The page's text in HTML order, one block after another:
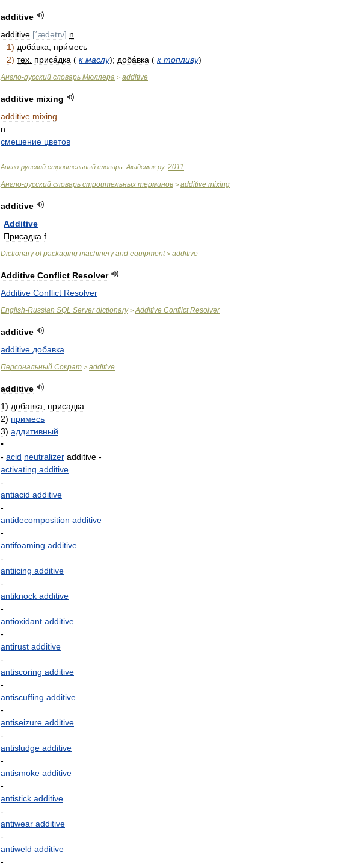
additive
additive [ˊædətɪv] n
1) доба́вка
при́месь
2) тех приса́дка ( к маслу); доба́вка ( к топливу)
Англо-русский словарь Мюллера > additive
additive mixing
additive mixing
n
смешение цветов
Англо-русский строительный словарь Академик.ру. 2011
Англо-русский словарь строительных терминов > additive mixing
additive
Additive
Присадка f
Dictionary of packaging machinery and equipment> additive
Additive Conflict Resolver
Additive Conflict Resolver
English-Russian SQL Server dictionary> Additive Conflict Resolver
additive
additive добавка
Персональный Сократ > additive
additive
1) добавка; присадка
2) примесь
3) аддитивный
•
- acid neutralizer additive -
activating additive
-
antiacid additive
-
antidecomposition additive
-
antifoaming additive
-
antiicing additive
-
antiknock additive
-
antioxidant additive
-
antirust additive
-
antiscoring additive
-
antiscuffing additive
-
antiseizure additive
-
antisludge additive
-
antismoke additive
-
antistick additive
-
antiwear additive
-
antiweld additive
-